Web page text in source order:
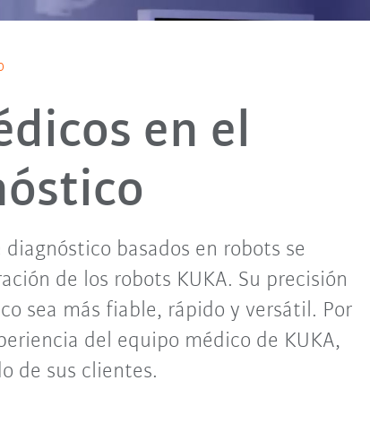
en el
basados en robots se
de los robots KUKA. Su precisión
sea más fiable, rápido y versátil. Por
del equipo médico de KUKA,
de sus clientes.